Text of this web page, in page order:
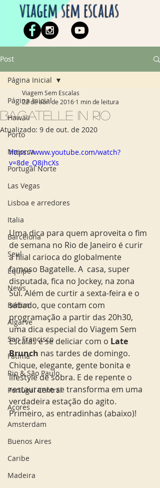
viagem sem escalas
Post
Página Inicial
Hawaii
Porto
Maiorca
Portugal Norte
Las Vegas
Lisboa e arredores
Italia
Barcelona
Seul
Equipe
News
Berlim
Algarve
San Francisco
Fatima
Rio & São Paulo
Portugal Central
Açores
Amsterdam
Buenos Aires
Caribe
Madeira
Página Inicial
Bagatelle in Rio
Viagem Sem Escalas
22 de abr. de 2016 1 min de leitura
Atualizado: 9 de out. de 2020
https://www.youtube.com/watch?
v=8de_Q8jhcXs
Uma dica para quem aproveita o fim
de semana no Rio de Janeiro é curir
a filial carioca do globalmente
famoso Bagatelle. A  casa, super
disputada, fica no Jockey, na zona
Sul. Além de curtir a sexta-feira e o
sábado, que contam com
programação a partir das 20h30,
uma dica especial do Viagem Sem
Escalas é se deliciar com o Late
Brunch nas tardes de domingo.
Chique, elegante, gente bonita e
lifestyle de sobra. E de repente o
restaurante se transforma em uma
verdadeira estação do agito.
Primeiro, as entradinhas (abaixo)!